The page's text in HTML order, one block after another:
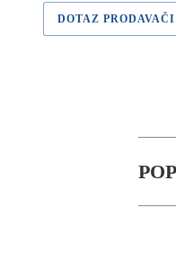
DOTAZ PRODAVAČI